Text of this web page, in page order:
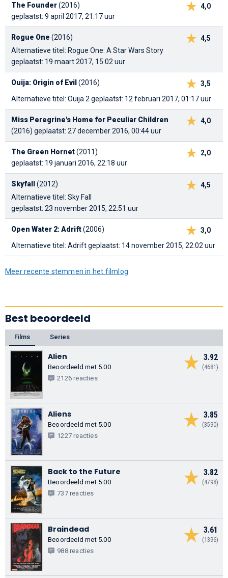
4,0
The Founder(2016)
geplaatst: 9 april 2017, 21:17 uur
4,5
Rogue One (2016)
Alternatieve titel: Rogue One: A Star Wars Story
geplaatst: 19 maart 2017, 15:02 uur
3,5
Ouija: Origin of Evil (2016)
Alternatieve titel: Ouija 2geplaatst: 12 februari 2017, 01:17 uur
4,0
Miss Peregrine's Home for Peculiar Children
(2016) geplaatst: 27 december 2016, 00:44 uur
2,0
The Green Hornet(2011)
geplaatst: 19 januari 2016, 22:18 uur
4,5
Skyfall
(2012)
Alternatieve titel: Sky Fall
geplaatst: 23 november 2015, 22:51 uur
3,0
Open Water 2: Adrift(2006)
Alternatieve titel: Adriftgeplaatst: 14 november 2015, 22:02 uur
Meer recente stemmen in het filmlog
Best beoordeeld
Films Series
3.92
(4681)
Alien
Beoordeeld met 5.00
2126 reacties
3.85
(3590)
Aliens
Beoordeeld met 5.00
1227 reacties
3.82
(4798)
Back to the Future
Beoordeeld met 5.00
737 reacties
3.61
(1396)
Braindead
Beoordeeld met 5.00
988 reacties